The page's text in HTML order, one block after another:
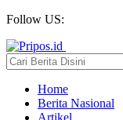
Follow US:
Home
Berita Nasional
Artikel